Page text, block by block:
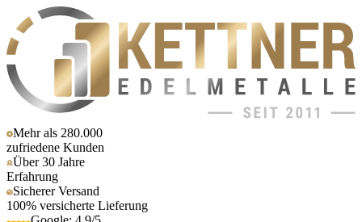
Mehr als 280.000
zufriedene Kunden
Über 30 Jahre
Erfahrung
Sicherer Versand
100% versicherte Lieferung